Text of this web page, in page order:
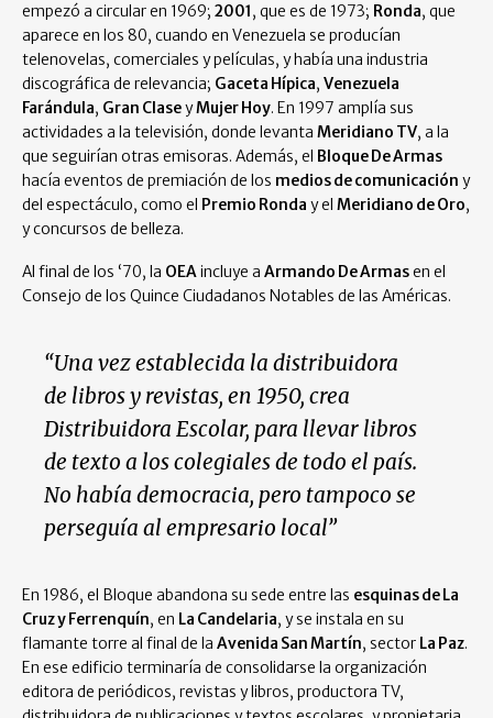
empezó a circular en 1969; 2001, que es de 1973; Ronda, que
aparece en los 80, cuando en Venezuela se producían
telenovelas, comerciales y películas, y había una industria
discográfica de relevancia; Gaceta Hípica, Venezuela
Farándula, Gran ClaseyMujer Hoy. En 1997 amplía sus
actividades a la televisión, donde levanta Meridiano TV, a la
que seguirían otras emisoras. Además, el Bloque De Armas
hacía eventos de premiación de los medios de comunicación y
del espectáculo, como el Premio Ronda y el Meridiano de Oro,
y concursos de belleza.
Al final de los ‘70, la OEAincluye a Armando De Armasen el
Consejo de los Quince Ciudadanos Notables de las Américas.
“Una vez establecida la distribuidora
de libros y revistas, en 1950, crea
Distribuidora Escolar, para llevar libros
de texto a los colegiales de todo el país.
No había democracia, pero tampoco se
perseguía al empresario local”
En 1986, el Bloque abandona su sede entre las esquinas de La
Cruz y Ferrenquín, en La Candelaria, y se instala en su
flamante torre al final de la Avenida San Martín, sector La Paz.
En ese edificio terminaría de consolidarse la organización
editora de periódicos, revistas y libros, productora TV,